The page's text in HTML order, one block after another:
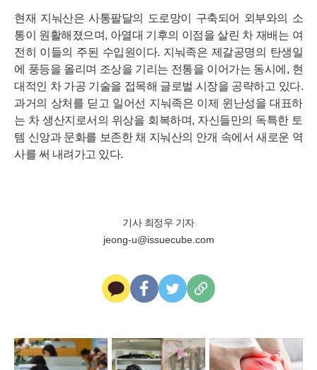
현재 지눠산은 사통팔달의 도로망이 구축되어 외부와의 소
통이 원활해졌으며, 아열대 기후의 이점을 살린 차 재배는 여
전히 이들의 주된 수입원이다. 지눠족은 제갈공명의 탄생일
에 풍등을 올리며 조상을 기리는 전통을 이어가는 동시에, 현
대적인 차 가공 기술을 접목해 글로벌 시장을 공략하고 있다.
과거의 상처를 딛고 일어선 지눠족은 이제 윈난성을 대표하
는 차 생산지로서의 위상을 회복하며, 자신들만의 독특한 토
템 신앙과 문화를 보존한 채 지눠산의 안개 속에서 새로운 역
사를 써 내려가고 있다.
기사 최정우 기자
jeong-u@issuecube.com
톡
북
복
사